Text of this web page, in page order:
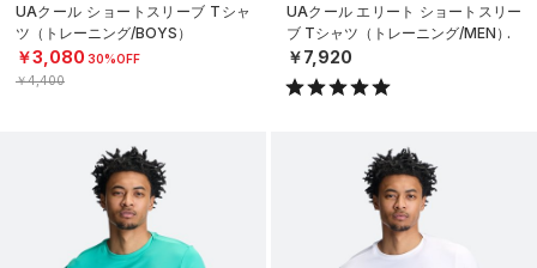
UAクール ショートスリーブ Tシャ
ツ（トレーニング/BOYS）
￥3,080 30%OFF
￥4,400
UAクール エリート ショートスリー
ブ Tシャツ（トレーニング/MEN）
￥7,920